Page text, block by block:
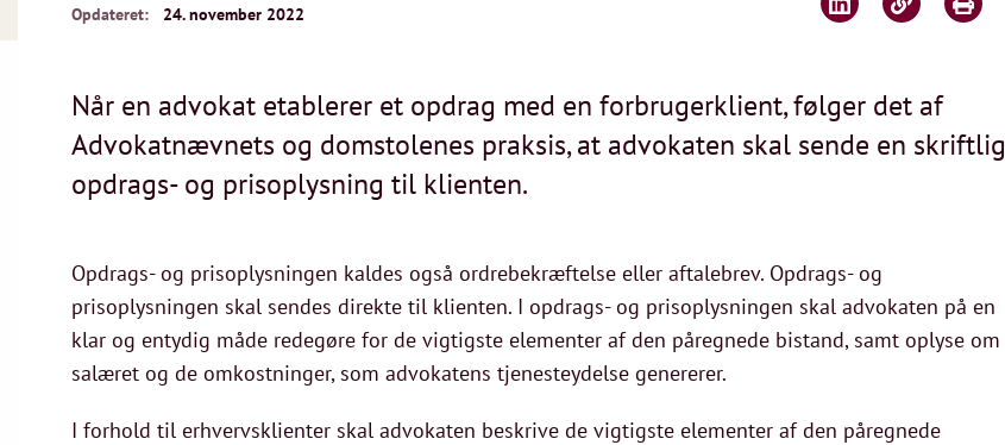
Opdateret:
24. november 2022
Når en advokat etablerer et opdrag med en forbrugerklient, følger det af
Advokatnævnets og domstolenes praksis, at advokaten skal sende en skriftlig
opdrags- og prisoplysning til klienten.
Opdrags- og prisoplysningen kaldes også ordrebekræftelse eller aftalebrev. Opdrags- og
prisoplysningen skal sendes direkte til klienten. I opdrags- og prisoplysningen skal advokaten på en
klar og entydig måde redegøre for de vigtigste elementer af den påregnede bistand, samt oplyse om
salæret og de omkostninger, som advokatens tjenesteydelse genererer.
I forhold til erhvervsklienter skal advokaten beskrive de vigtigste elementer af den påregnede